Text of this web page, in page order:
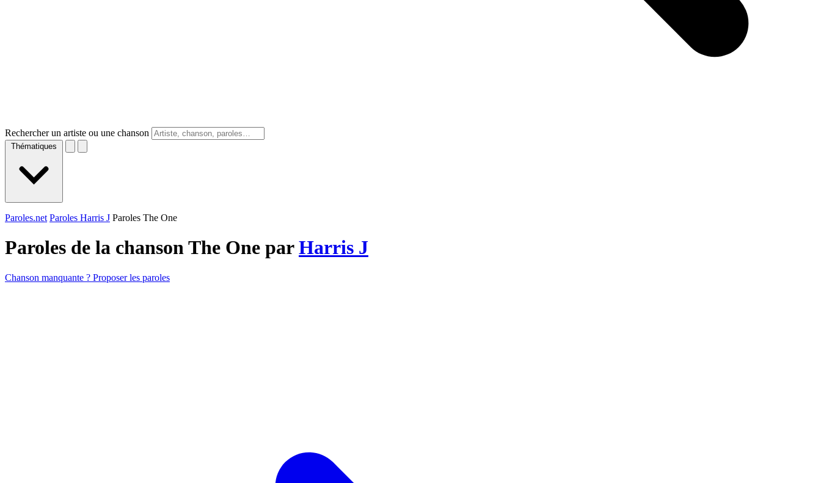
Rechercher un artiste ou une chanson
Thématiques
Paroles.net Paroles Harris J Paroles The One
Paroles de la chanson The One parHarris J
Chanson manquante ? Proposer les paroles